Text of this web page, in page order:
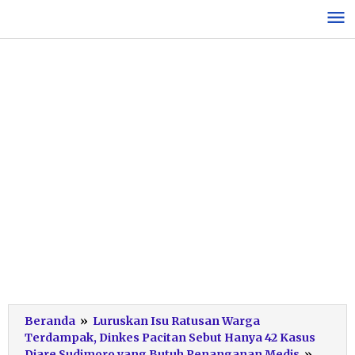
konten
Beranda » Luruskan Isu Ratusan Warga
Terdampak, Dinkes Pacitan Sebut Hanya 42 Kasus